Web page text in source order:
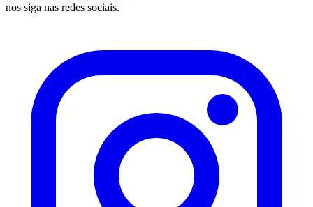
nos siga nas redes sociais.